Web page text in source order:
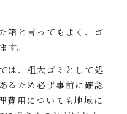
箱と言ってもよく、ゴ
す。
は、粗大ゴミとして処
るため必ず事前に確認
費用についても地域に